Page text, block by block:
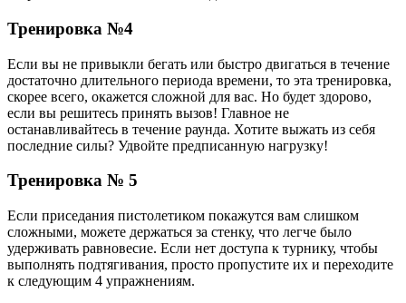
Тренировка №4
Если вы не привыкли бегать или быстро двигаться в течение
достаточно длительного периода времени, то эта тренировка,
скорее всего, окажется сложной для вас. Но будет здорово,
если вы решитесь принять вызов! Главное не
останавливайтесь в течение раунда. Хотите выжать из себя
последние силы? Удвойте предписанную нагрузку!
Тренировка № 5
Если приседания пистолетиком покажутся вам слишком
сложными, можете держаться за стенку, что легче было
удерживать равновесие. Если нет доступа к турнику, чтобы
выполнять подтягивания, просто пропустите их и переходите
к следующим 4 упражнениям.